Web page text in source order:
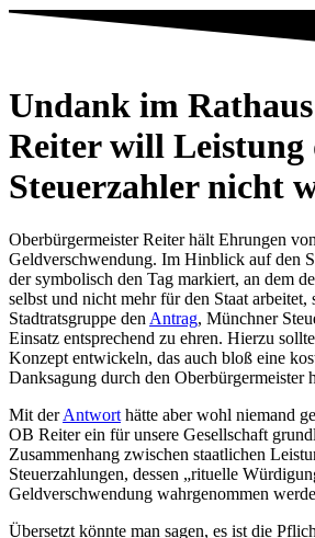
Undank im
Reiter will Leistung
Steuerzahler nicht
Oberbürgermeister Reiter hält Ehrungen
Geldverschwendung. Im Hinblick auf den
der symbolisch den Tag markiert, an dem
selbst und nicht mehr für den Staat
Stadtratsgruppe den Antrag, Münchner
Einsatz entsprechend zu ehren. Hierzu
Konzept entwickeln, das auch bloß eine
Danksagung durch den Oberbürgermeister
Mit derAntwort hätte aber wohl niemand
OB Reiter ein für unsere Gesellschaft
Zusammenhang zwischen staatlichen
Steuerzahlungen, dessen „rituelle
Geldverschwendung wahrgenommen
Übersetzt könnte man sagen, es ist die